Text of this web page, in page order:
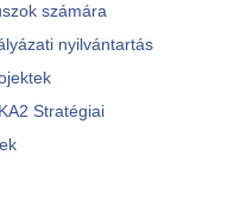
számára
nyilvántartás
Stratégiai